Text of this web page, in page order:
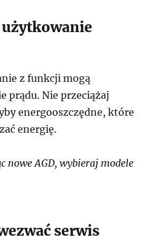
z funkcji mogą
prądu. Nie przeciążaj
energooszczędne, które
energię.
nowe AGD, wybieraj modele
serwis